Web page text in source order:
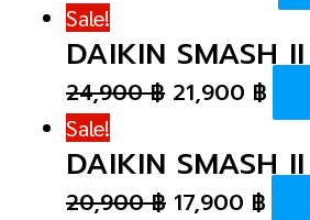
Sale!
DAIKIN SMASH
24,900฿ 21,900 ฿
Sale!
DAIKIN SMASH
20,900฿ 17,900 ฿